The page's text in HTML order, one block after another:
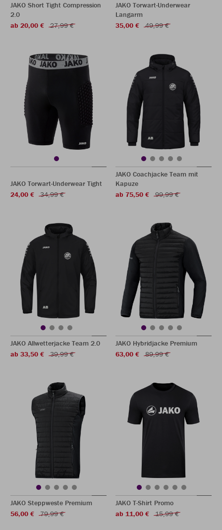
JAKO Short Tight Compression
2.0
ab 20,00 €
27,99 €
JAKO Torwart-Underwear
Langarm
35,00 €
49,99 €
JAKO Torwart-Underwear Tight
24,00 €
34,99 €
JAKO Coachjacke Team mit
Kapuze
ab 75,50 €
99,99 €
JAKO Allwetterjacke Team 2.0
ab 33,50 €
39,99 €
JAKO Hybridjacke Premium
63,00 €
89,99 €
JAKO Steppweste Premium
56,00 €
79,99 €
JAKO T-Shirt Promo
ab 11,00 €
15,99 €